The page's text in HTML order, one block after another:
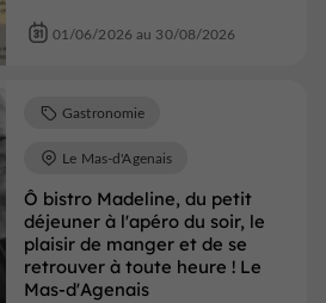
01/06/2026 au 30/08/2026
Ô bistro Madeline, du petit
déjeuner à l'apéro du soir, le
plaisir de manger et de se
retrouver à toute heure ! Le
Mas-d'Agenais
Gastronomie
Le Mas-d'Agenais